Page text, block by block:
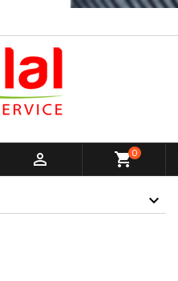
 shopping_cart0